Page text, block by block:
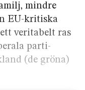
mindre
EU-kritiska
veritabelt ras
parti­
(de gröna)